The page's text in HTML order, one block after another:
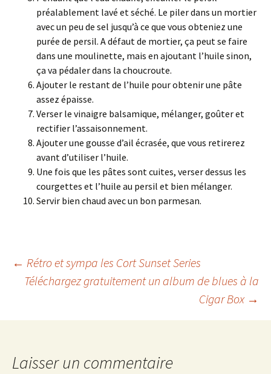
préalablement lavé et séché. Le piler dans un mortier
avec un peu de sel jusqu’à ce que vous obteniez une
purée de persil. A défaut de mortier, ça peut se faire
dans une moulinette, mais en ajoutant l’huile sinon,
ça va pédaler dans la choucroute.
Ajouter le restant de l’huile pour obtenir une pâte
assez épaisse.
Verser le vinaigre balsamique, mélanger, goûter et
rectifier l’assaisonnement.
Ajouter une gousse d’ail écrasée, que vous retirerez
avant d’utiliser l’huile.
Une fois que les pâtes sont cuites, verser dessus les
courgettes et l’huile au persil et bien mélanger.
Servir bien chaud avec un bon parmesan.
Navigation
← Rétro et sympa les Cort Sunset Series
Téléchargez gratuitement un album de blues à la
Cigar Box →
Laisser un commentaire